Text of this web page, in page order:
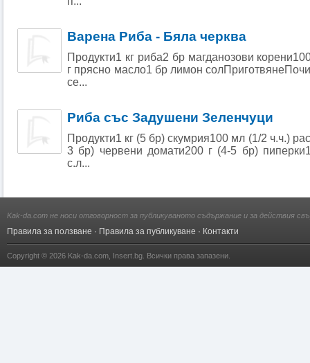
Варена Риба - Бяла черква
Продукти1 кг риба2 бр магданозови
г прясно масло1 бр лимон
се...
Риба със Задушени Зеленчуци
Продукти1 кг (5 бр) скумрия100 мл (1/2 ч.ч.)
3 бр) червени домати200 г (4-5 бр)
с.л...
Kak-da.com не носи отговорност за публикуваното съдържание и за действия
Правила за ползване · Правила за публикуване · Контакти
Copyright © 2026 Kak-da.com Insert.bg . Всички права запазени.